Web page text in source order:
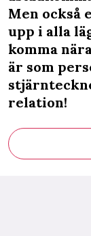
Men också
upp i alla
komma
är som
relation!